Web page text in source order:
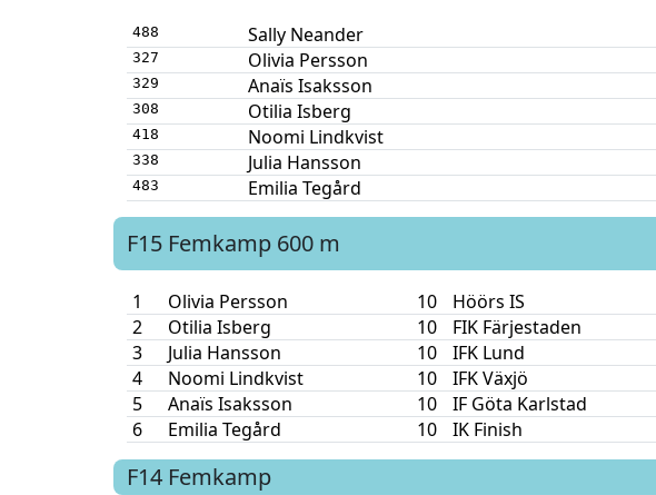
488 Sally Neander
327 Olivia Persson
329 Anaïs Isaksson
308 Otilia Isberg
418 Noomi Lindkvist
338 Julia Hansson
483 Emilia Tegård
F15 Femkamp 600 m
1 Olivia Persson 10 Höörs IS
2
Otilia Isberg 10 FIK Färjestaden
3
Julia Hansson 10 IFK Lund
4
Noomi Lindkvist 10 IFK Växjö
5
Anaïs Isaksson 10 IF Göta Karlstad
6
Emilia Tegård 10 IK Finish
F14 Femkamp